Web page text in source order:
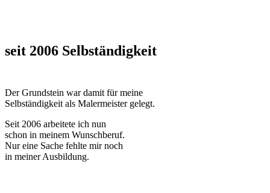
seit 2006 Selbständigkeit
Der Grundstein war damit für meine
Selbständigkeit als Malermeister gelegt.
Seit 2006 arbeitete ich nun
schon in meinem Wunschberuf.
Nur eine Sache fehlte mir noch
in meiner Ausbildung.